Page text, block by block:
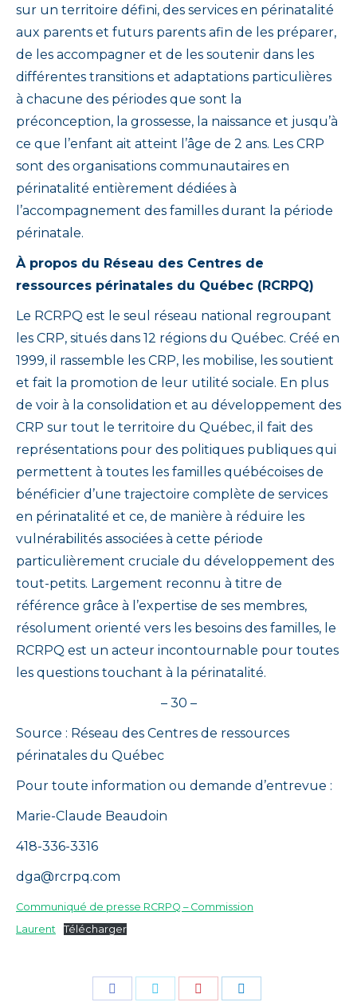
sur un territoire défini, des services en périnatalité
aux parents et futurs parents afin de les préparer,
de les accompagner et de les soutenir dans les
différentes transitions et adaptations particulières
à chacune des périodes que sont la
préconception, la grossesse, la naissance et jusqu’à
ce que l’enfant ait atteint l’âge de 2 ans. Les CRP
sont des organisations communautaires en
périnatalité entièrement dédiées à
l’accompagnement des familles durant la période
périnatale.
À propos du Réseau des Centres de
ressources périnatales du Québec (RCRPQ)
Le RCRPQ est le seul réseau national regroupant
les CRP, situés dans 12 régions du Québec. Créé en
1999, il rassemble les CRP, les mobilise, les soutient
et fait la promotion de leur utilité sociale. En plus
de voir à la consolidation et au développement des
CRP sur tout le territoire du Québec, il fait des
représentations pour des politiques publiques qui
permettent à toutes les familles québécoises de
bénéficier d’une trajectoire complète de services
en périnatalité et ce, de manière à réduire les
vulnérabilités associées à cette période
particulièrement cruciale du développement des
tout-petits. Largement reconnu à titre de
référence grâce à l’expertise de ses membres,
résolument orienté vers les besoins des familles, le
RCRPQ est un acteur incontournable pour toutes
les questions touchant à la périnatalité.
– 30 –
Source : Réseau des Centres de ressources
périnatales du Québec
Pour toute information ou demande d’entrevue :
Marie-Claude Beaudoin
418-336-3316
dga@rcrpq.com
Communiqué de presse RCRPQ – Commission
Laurent
Télécharger
Share
Share
Share